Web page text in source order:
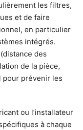
les filtres,
et de faire
en particulier
intégrés.
des
de la pièce,
pour prévenir les
ou l’installateur
à chaque